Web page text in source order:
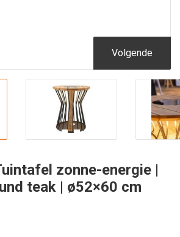
Volgende
zonne-energie |
teak | ø52×60 cm